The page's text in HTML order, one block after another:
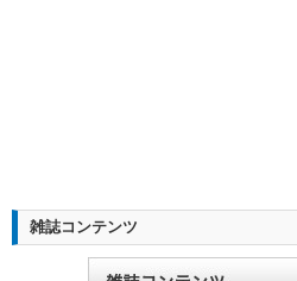
雑誌コンテンツ